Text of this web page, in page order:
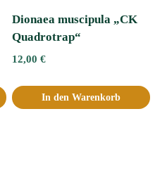
Dionaea muscipula „CK
Quadrotrap“
12,00 €
In den Warenkorb